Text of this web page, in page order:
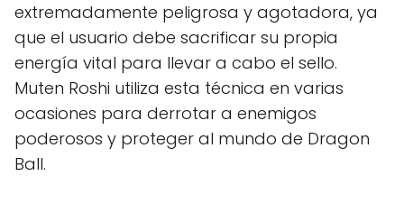
extremadamente peligrosa y agotadora, ya
que el usuario debe sacrificar su propia
energía vital para llevar a cabo el sello.
Muten Roshi utiliza esta técnica en varias
ocasiones para derrotar a enemigos
poderosos y proteger al mundo de Dragon
Ball.